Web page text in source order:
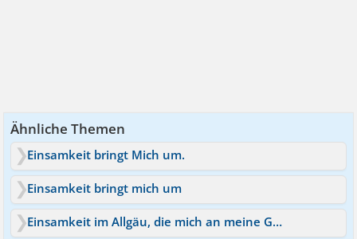
Ähnliche Themen
Einsamkeit bringt Mich um.
Einsamkeit bringt mich um
Einsamkeit im Allgäu, die mich an meine Grenze bringt!